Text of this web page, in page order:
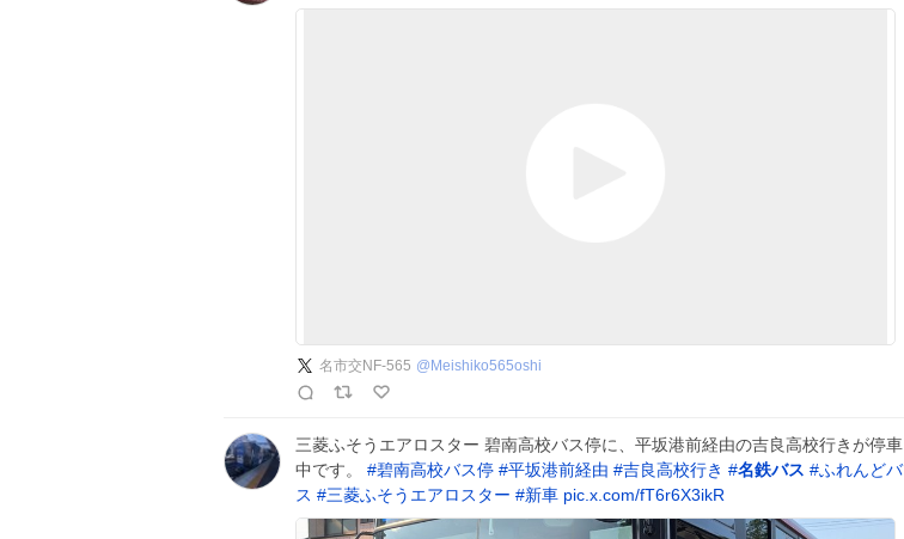
名市交NF-565 @ Meishiko565oshi
三菱ふそうエアロスター 碧南高校バス停に、平坂港前経由の吉良高校行きが停車
中です。 #碧南高校バス停 #平坂港前経由 #吉良高校行き #名鉄バス #ふれんどバ
ス #三菱ふそうエアロスター #新車 pic.x.com/fT6r6X3ikR